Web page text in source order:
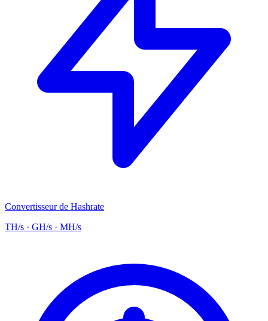
Convertisseur de Hashrate
TH/s · GH/s · MH/s